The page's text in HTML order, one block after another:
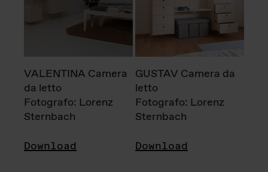
VALENTINA Camera
da letto
Fotografo: Lorenz
Sternbach
Download
GUSTAV Camera da
letto
Fotografo: Lorenz
Sternbach
Download